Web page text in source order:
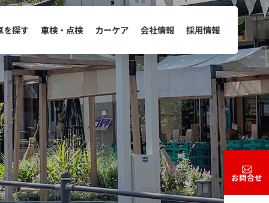
を探す 車検・点検 カーケア 会社情報 採用情報
お問合せ